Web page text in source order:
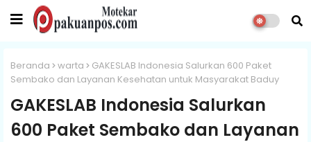
Beranda warta
GAKESLAB Indonesia Salurkan 600 Paket
Sembako dan Layanan Kesehatan untuk Masyarakat Baduy
GAKESLAB Indonesia Salurkan
600 Paket Sembako dan Layanan